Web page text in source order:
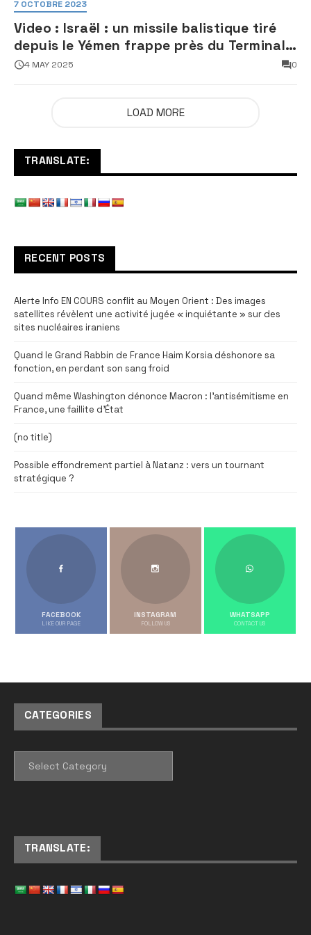
7 OCTOBRE 2023
Video : Israël : un missile balistique tiré
depuis le Yémen frappe près du Terminal
3 de l’aéroport Ben Gourion
4 MAY 2025 0
LOAD MORE
TRANSLATE:
RECENT POSTS
Alerte Info EN COURS conflit au Moyen Orient : Des images
satellites révèlent une activité jugée « inquiétante » sur des
sites nucléaires iraniens
Quand le Grand Rabbin de France Haim Korsia déshonore sa
fonction, en perdant son sang froid
Quand même Washington dénonce Macron : l’antisémitisme en
France, une faillite d’État
(no title)
Possible effondrement partiel à Natanz : vers un tournant
stratégique ?
FACEBOOK
LIKE OUR PAGE
INSTAGRAM
FOLLOW US
WHATSAPP
CONTACT US
CATEGORIES
TRANSLATE: